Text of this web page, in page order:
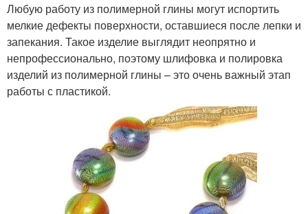
Любую работу из полимерной глины могут испортить
мелкие дефекты поверхности, оставшиеся после лепки и
запекания. Такое изделие выглядит неопрятно и
непрофессионально, поэтому шлифовка и полировка
изделий из полимерной глины – это очень важный этап
работы с пластикой.